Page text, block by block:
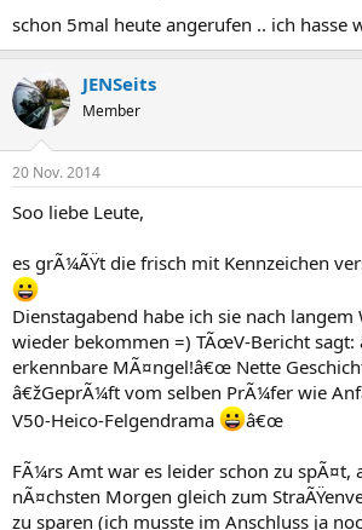
schon 5mal heute angerufen .. ich hasse
JENSeits
Member
20 Nov. 2014
Soo liebe Leute,
es grÃ¼ÃŸt die frisch mit Kennzeichen
Dienstagabend habe ich sie nach langem
wieder bekommen =) TÃœV-Bericht sagt:
erkennbare MÃ¤ngel!â€œ Nette
â€žGeprÃ¼ft vom selben PrÃ¼fer wie
V50-Heico-Felgendrama
â€œ
FÃ¼rs Amt war es leider schon zu spÃ¤t,
nÃ¤chsten Morgen gleich zum
zu sparen (ich musste im Anschluss ja